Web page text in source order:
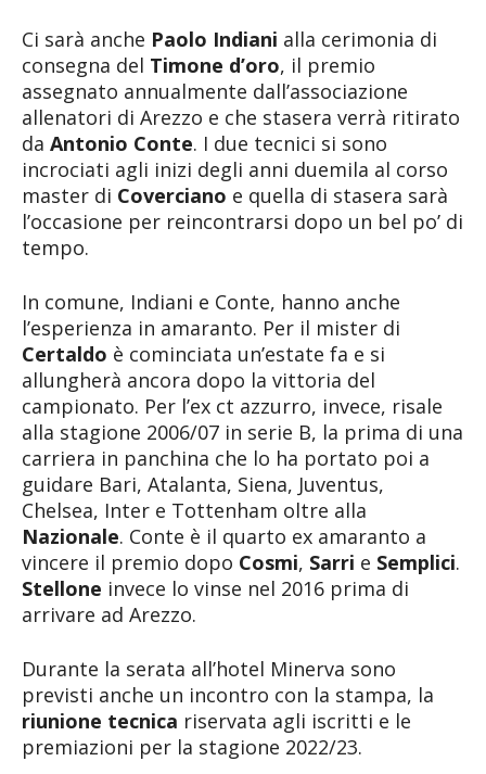
Ci sarà anche Paolo Indiani alla cerimonia di
consegna del Timone d’oro, il premio
assegnato annualmente dall’associazione
allenatori di Arezzo e che stasera verrà ritirato
da Antonio Conte. I due tecnici si sono
incrociati agli inizi degli anni duemila al corso
master di Coverciano e quella di stasera sarà
l’occasione per reincontrarsi dopo un bel po’ di
tempo.
In comune, Indiani e Conte, hanno anche
l’esperienza in amaranto. Per il mister di
Certaldo è cominciata un’estate fa e si
allungherà ancora dopo la vittoria del
campionato. Per l’ex ct azzurro, invece, risale
alla stagione 2006/07 in serie B, la prima di una
carriera in panchina che lo ha portato poi a
guidare Bari, Atalanta, Siena, Juventus,
Chelsea, Inter e Tottenham oltre alla
Nazionale. Conte è il quarto ex amaranto a
vincere il premio dopo Cosmi, Sarri e Semplici.
Stellone invece lo vinse nel 2016 prima di
arrivare ad Arezzo.
Durante la serata all’hotel Minerva sono
previsti anche un incontro con la stampa, la
riunione tecnica riservata agli iscritti e le
premiazioni per la stagione 2022/23.